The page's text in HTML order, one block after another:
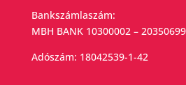
Bankszámlaszám:
MBH BANK 10300002 –
Adószám: 18042539-1-42